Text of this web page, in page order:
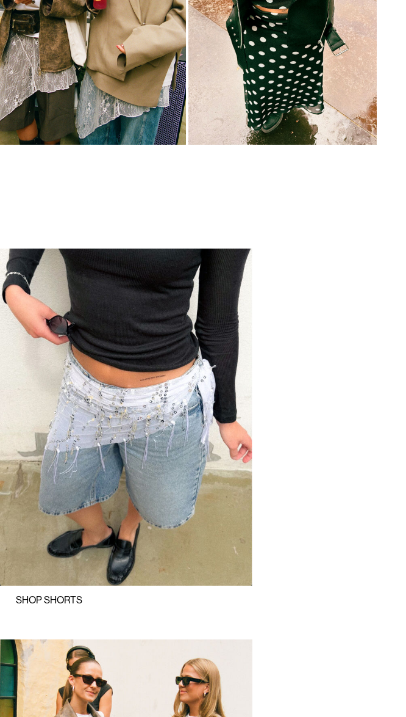
https://www.noisymay.com/da-dk/toej/shorts/
SHOP SHORTS
https://www.noisymay.com/da-dk/nyheder/